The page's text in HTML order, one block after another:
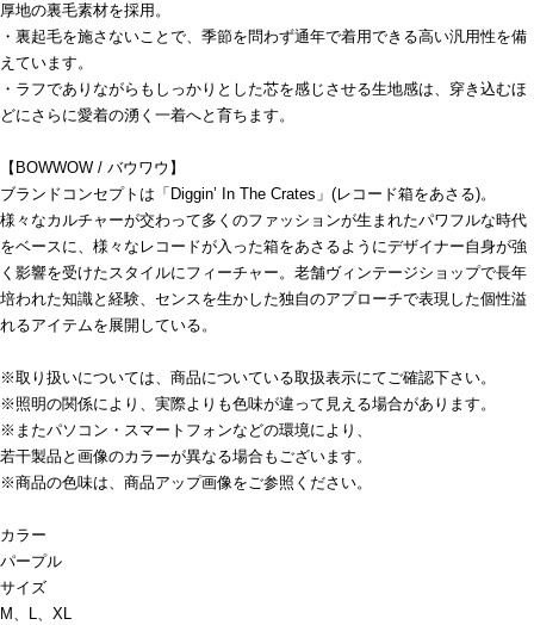
厚地の裏毛素材を採用。
・裏起毛を施さないことで、季節を問わず通年で着用できる高い汎用性を備
えています。
・ラフでありながらもしっかりとした芯を感じさせる生地感は、穿き込むほ
どにさらに愛着の湧く一着へと育ちます。
【BOWWOW / バウワウ】
ブランドコンセプトは「Diggin’ In The Crates」(レコード箱をあさる)。
様々なカルチャーが交わって多くのファッションが生まれたパワフルな時代
をベースに、様々なレコードが入った箱をあさるようにデザイナー自身が強
く影響を受けたスタイルにフィーチャー。老舗ヴィンテージショップで長年
培われた知識と経験、センスを生かした独自のアプローチで表現した個性溢
れるアイテムを展開している。
※取り扱いについては、商品についている取扱表示にてご確認下さい。
※照明の関係により、実際よりも色味が違って見える場合があります。
※またパソコン・スマートフォンなどの環境により、
若干製品と画像のカラーが異なる場合もございます。
※商品の色味は、商品アップ画像をご参照ください。
カラー
パープル
サイズ
M、L、XL